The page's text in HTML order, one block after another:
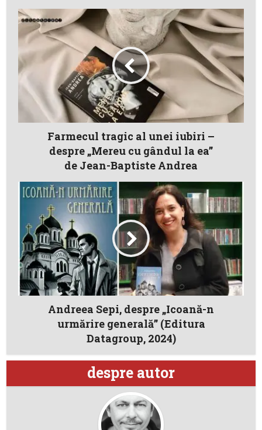
Farmecul tragic al unei iubiri –
despre „Mereu cu gândul la ea”
de Jean-Baptiste Andrea
Andreea Sepi, despre „Icoană-n
urmărire generală” (Editura
Datagroup, 2024)
despre autor